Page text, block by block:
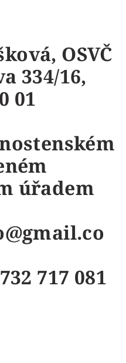
OSVČ
334/16,
01
úřadem
717 081